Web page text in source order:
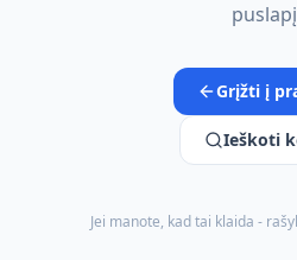
Grįžti į
Ieškoti
Jei manote, kad tai klaida -